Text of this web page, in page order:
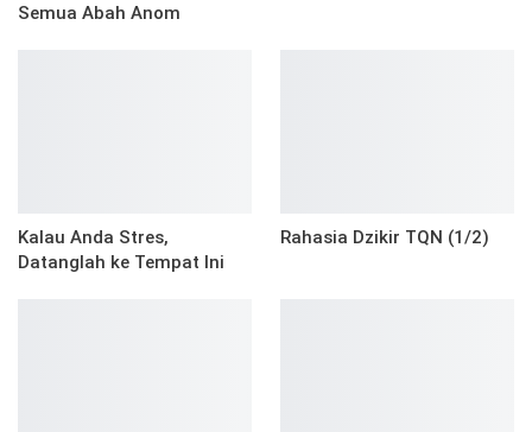
Semua Abah Anom
Kalau Anda Stres,
Datanglah ke Tempat Ini
Rahasia Dzikir TQN (1/2)